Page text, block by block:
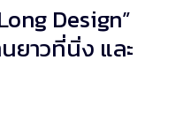
Design”
ยาวที่นิ่ง และ